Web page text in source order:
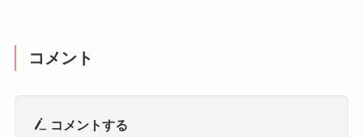
コメント
コメントする